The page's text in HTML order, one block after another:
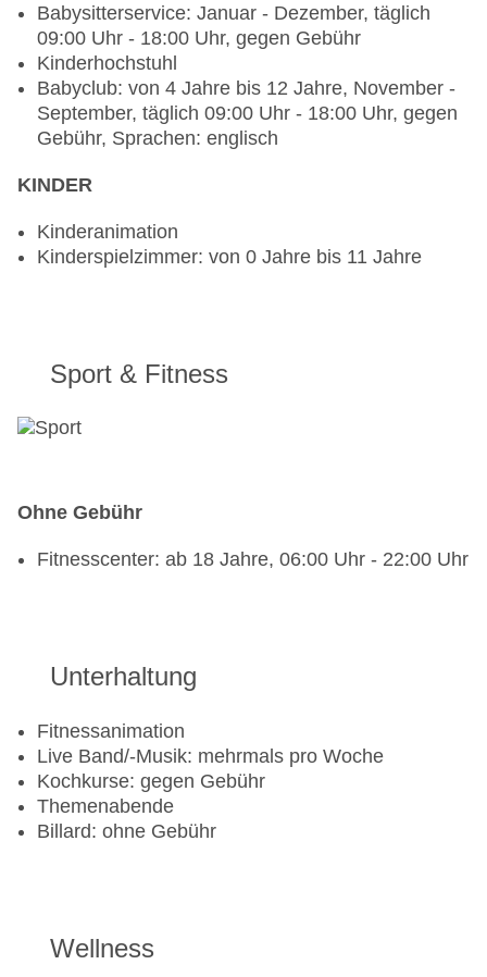
Hauptrestaurant „Fusion“: ab 1 Jahr, Küche:
asiatisch, international, indisch, Diätküche: gegen
Gebühr, Anfrage & Reservierung notwendig,
vegetarische Gerichte: gegen Gebühr, Buffet, à la
carte, gesetztes Menü, Showcooking, Afternoon
Tea, Anfrage & Reservierung nicht notwendig,
Essenszeiten am Abend, klimatisierbar, mit
Kinderhochstuhl, angemessene Kleidung
erwünscht
Restaurant“: Küche: Fisch/Meeresfrüchte,
Menüwahl, am Strand
Loungebar „Bommu Rooftop Bar“: ab 18 Jahre,
Poolbar Outdoor „The Bay“
Babysitterservice: Januar - Dezember, täglich
09:00 Uhr - 18:00 Uhr, gegen Gebühr
Kinderhochstuhl
Babyclub: von 4 Jahre bis 12 Jahre, November -
September, täglich 09:00 Uhr - 18:00 Uhr, gegen
Gebühr, Sprachen: englisch
KINDER
Kinderanimation
Kinderspielzimmer: von 0 Jahre bis 11 Jahre
Sport & Fitness
Ohne Gebühr
Fitnesscenter: ab 18 Jahre, 06:00 Uhr - 22:00 Uhr
Unterhaltung
Fitnessanimation
Live Band/-Musik: mehrmals pro Woche
Kochkurse: gegen Gebühr
Themenabende
Billard: ohne Gebühr
Wellness